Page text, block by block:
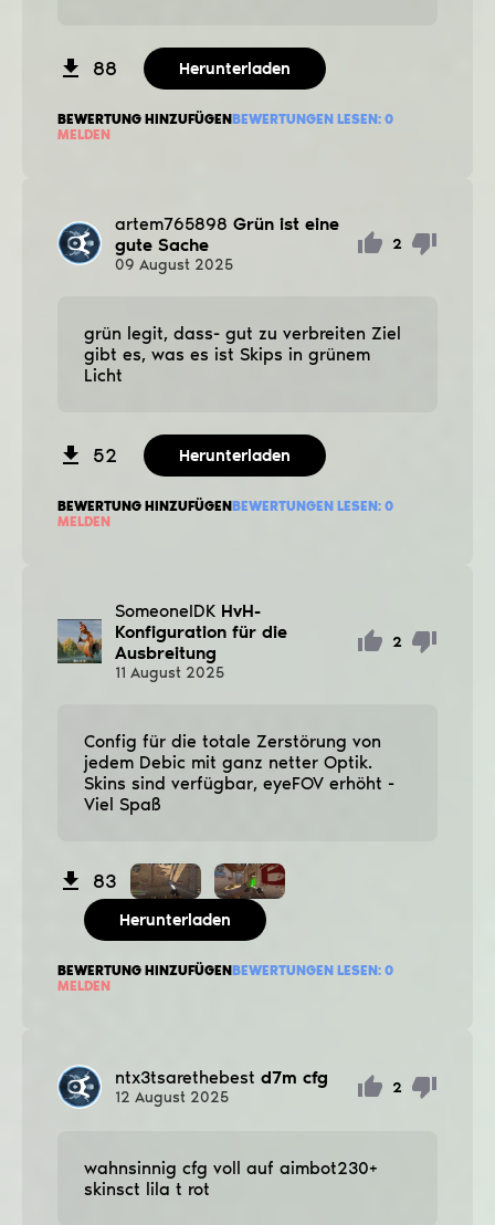
88 Herunterladen
BEWERTUNG HINZUFÜGENBEWERTUNGEN LESEN: 0
MELDEN
artem765898 Grün ist eine
gute Sache
09 August 2025
2
grün legit, dass- gut zu verbreiten Ziel
gibt es, was es ist Skips in grünem
Licht
52 Herunterladen
BEWERTUNG HINZUFÜGENBEWERTUNGEN LESEN: 0
MELDEN
SomeoneIDK HvH-
Konfiguration für die
Ausbreitung
11 August 2025
2
Config für die totale Zerstörung von
jedem Debic mit ganz netter Optik.
Skins sind verfügbar, eyeFOV erhöht -
Viel Spaß
83
Herunterladen
BEWERTUNG HINZUFÜGENBEWERTUNGEN LESEN: 0
MELDEN
ntx3tsarethebest d7m cfg
12 August 2025
2
wahnsinnig cfg voll auf aimbot230+
skinsct lila t rot